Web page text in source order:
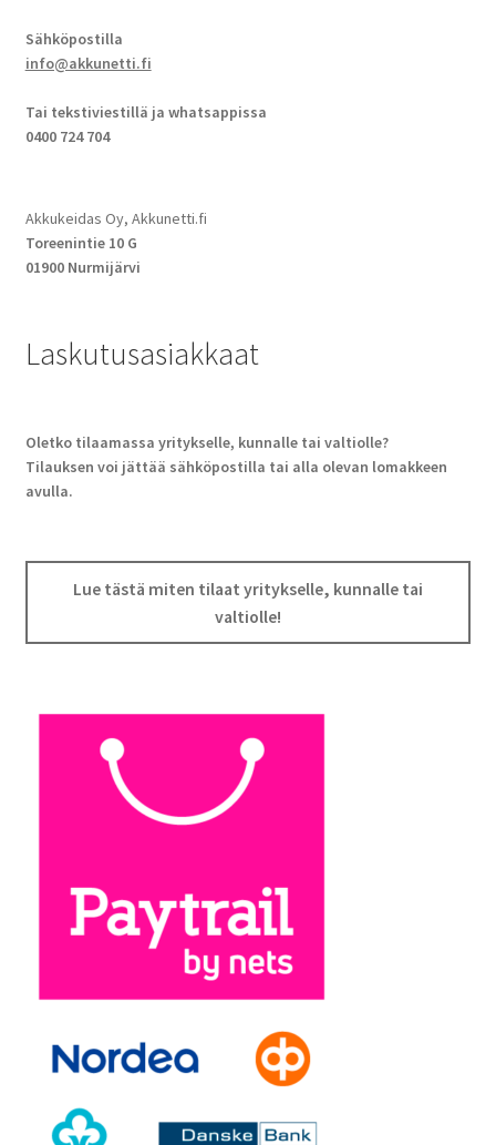
Sähköpostilla
info@akkunetti.fi
Tai tekstiviestillä ja whatsappissa
0400 724 704
Akkukeidas Oy, Akkunetti.fi
Toreenintie 10 G
01900 Nurmijärvi
Laskutusasiakkaat
Oletko tilaamassa yritykselle, kunnalle tai valtiolle?
Tilauksen voi jättää sähköpostilla tai alla olevan lomakkeen
avulla.
Lue tästä miten tilaat yritykselle, kunnalle tai
valtiolle!